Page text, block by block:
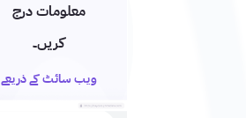
معلومات درج
کریں۔
ویب سائٹ کے ذریعے